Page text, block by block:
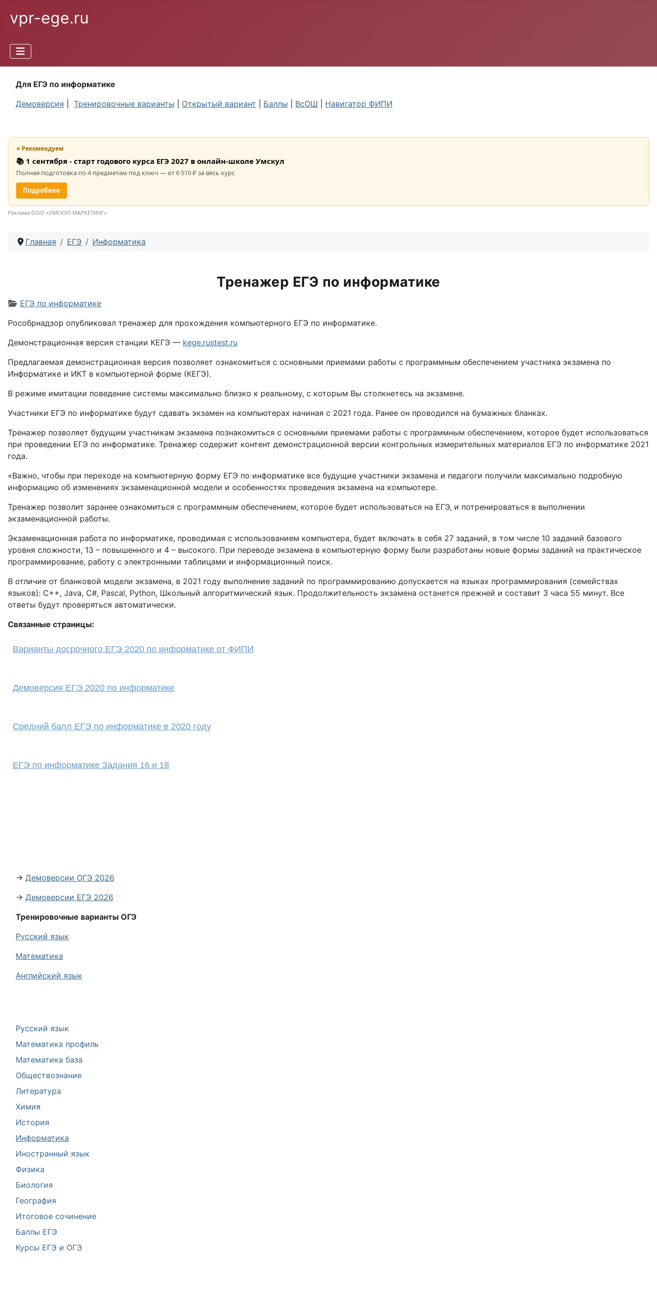
vpr-ege.ru
Для ЕГЭ по информатике
Демоверсия
Тренировочные варианты Открытый вариант Баллы ВсОШ Навигатор ФИПИ
Русский язык
Математика профиль
Математика база
Обществознание
Литература
Химия
История
Информатика
Иностранный язык
Физика
Биология
География
Итоговое сочинение
Баллы ЕГЭ
Курсы ЕГЭ и ОГЭ
⭐ Рекомендуем
📚 1 сентября - старт годового курса ЕГЭ 2027 в онлайн-школе Умскул
Полная подготовка по 4 предметам под ключ — от 6 510 ₽ за весь курс
Подробнее
Реклама ООО «УМСКУЛ МАРКЕТИНГ»
Главная ЕГЭ Информатика
Тренажер ЕГЭ по информатике
Информация о материале
ЕГЭ по информатике
Рособрнадзор опубликовал тренажер для прохождения компьютерного ЕГЭ по информатике.
Демонстрационная версия станции КЕГЭ — kege.rustest.ru
Предлагаемая демонстрационная версия позволяет ознакомиться с основными приемами работы с программным обеспечением участника экзамена по
Информатике и ИКТ в компьютерной форме (КЕГЭ).
В режиме имитации поведение системы максимально близко к реальному, с которым Вы столкнетесь на экзамене.
Участники ЕГЭ по информатике будут сдавать экзамен на компьютерах начиная с 2021 года. Ранее он проводился на бумажных бланках.
Тренажер позволяет будущим участникам экзамена познакомиться с основными приемами работы с программным обеспечением, которое будет использоваться
при проведении ЕГЭ по информатике. Тренажер содержит контент демонстрационной версии контрольных измерительных материалов ЕГЭ по информатике 2021
года.
«Важно, чтобы при переходе на компьютерную форму ЕГЭ по информатике все будущие участники экзамена и педагоги получили максимально подробную
информацию об изменениях экзаменационной модели и особенностях проведения экзамена на компьютере.
Тренажер позволит заранее ознакомиться с программным обеспечением, которое будет использоваться на ЕГЭ, и потренироваться в выполнении
экзаменационной работы.
Экзаменационная работа по информатике, проводимая с использованием компьютера, будет включать в себя 27 заданий, в том числе 10 заданий базового
уровня сложности, 13 – повышенного и 4 – высокого. При переводе экзамена в компьютерную форму были разработаны новые формы заданий на практическое
программирование, работу с электронными таблицами и информационный поиск.
В отличие от бланковой модели экзамена, в 2021 году выполнение заданий по программированию допускается на языках программирования (семействах
языков): С++, Java, C#, Pascal, Python, Школьный алгоритмический язык. Продолжительность экзамена останется прежней и составит 3 часа 55 минут. Все
ответы будут проверяться автоматически.
Связанные страницы:
Варианты досрочного ЕГЭ 2020 по информатике от ФИПИ
Демоверсия ЕГЭ 2020 по информатике
Средний балл ЕГЭ по информатике в 2020 году
ЕГЭ по информатике Задания 16 и 18
→ Демоверсии ОГЭ 2026
→ Демоверсии ЕГЭ 2026
Тренировочные варианты ОГЭ
Русский язык
Математика
Английский язык